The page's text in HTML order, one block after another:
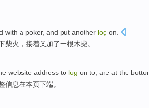
with a poker, and put another log on
柴火 ，接着又加了一根木柴。
website address to log on to , are at the
信息在本页下端。